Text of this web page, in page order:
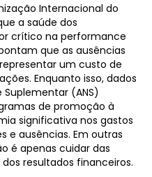
Internacional do
a saúde dos
crítico na performance
que as ausências
um custo de
Enquanto isso, dados
(ANS)
de promoção à
significativa nos gastos
e ausências. Em outras
é apenas cuidar das
resultados financeiros.